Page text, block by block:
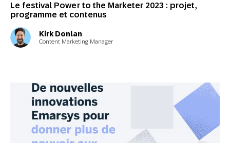
Le festival Power to the Marketer 2023 : projet,
programme et contenus
Kirk Donlan
Content Marketing Manager